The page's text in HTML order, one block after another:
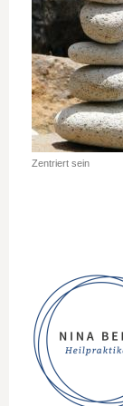
Zentriert sein